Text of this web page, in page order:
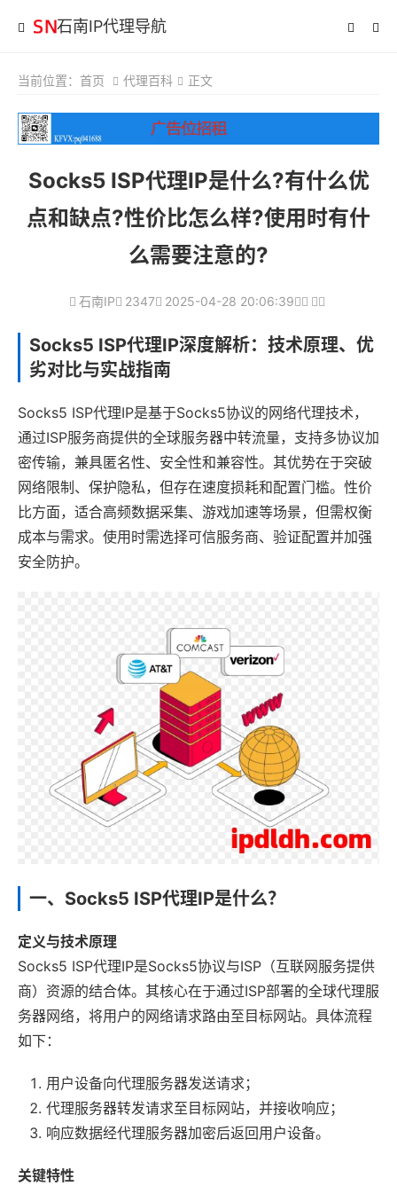
石南IP代理导航
当前位置： 首页 代理百科 正文
Socks5 ISP代理IP是什么?有什么优
点和缺点?性价比怎么样?使用时有什
么需要注意的?
石南IP 2347 2025-04-28 20:06:39
Socks5 ISP代理IP深度解析：技术原理、优
劣对比与实战指南
Socks5 ISP代理IP是基于Socks5协议的网络代理技术，
通过ISP服务商提供的全球服务器中转流量，支持多协议加
密传输，兼具匿名性、安全性和兼容性。其优势在于突破
网络限制、保护隐私，但存在速度损耗和配置门槛。性价
比方面，适合高频数据采集、游戏加速等场景，但需权衡
成本与需求。使用时需选择可信服务商、验证配置并加强
安全防护。
一、Socks5 ISP代理IP是什么？
定义与技术原理
Socks5 ISP代理IP是Socks5协议与ISP（互联网服务提供
商）资源的结合体。其核心在于通过ISP部署的全球代理服
务器网络，将用户的网络请求路由至目标网站。具体流程
如下：
用户设备向代理服务器发送请求；
代理服务器转发请求至目标网站，并接收响应；
响应数据经代理服务器加密后返回用户设备。
关键特性